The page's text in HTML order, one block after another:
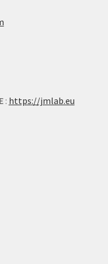
: https://jmlab.eu